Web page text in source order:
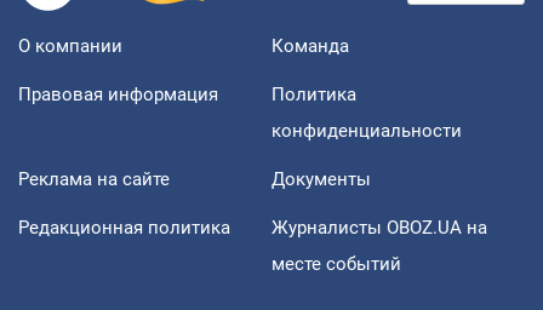
О компании Команда
Правовая информация
Политика
конфиденциальности
Реклама на сайте Документы
Редакционная политика
Журналисты OBOZ.UA на
месте событий